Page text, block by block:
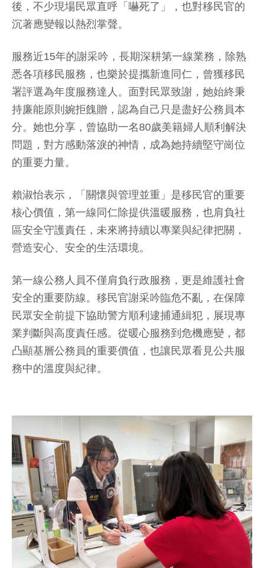
後，不少現場民眾直呼「嚇死了」，也對移民官的
沉著應變報以熱烈掌聲。
服務近15年的謝采吟，長期深耕第一線業務，除熟
悉各項移民服務，也樂於提攜新進同仁，曾獲移民
署評選為年度服務達人。面對民眾致謝，她始終秉
持廉能原則婉拒餽贈，認為自己只是盡好公務員本
分。她也分享，曾協助一名80歲美籍婦人順利解決
問題，對方感動落淚的神情，成為她持續堅守崗位
的重要力量。
賴淑怡表示，「關懷與管理並重」是移民官的重要
核心價值，第一線同仁除提供溫暖服務，也肩負社
區安全守護責任，未來將持續以專業與紀律把關，
營造安心、安全的生活環境。
第一線公務人員不僅肩負行政服務，更是維護社會
安全的重要防線。移民官謝采吟臨危不亂，在保障
民眾安全前提下協助警方順利逮捕通緝犯，展現專
業判斷與高度責任感。從暖心服務到危機應變，都
凸顯基層公務員的重要價值，也讓民眾看見公共服
務中的溫度與紀律。